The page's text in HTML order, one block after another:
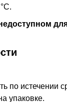
по истечении
упаковке.